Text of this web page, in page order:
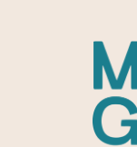
content